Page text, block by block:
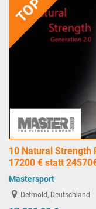
TOP
10 Natural Strength
17200 € statt
Mastersport
Detmold, Deutschland